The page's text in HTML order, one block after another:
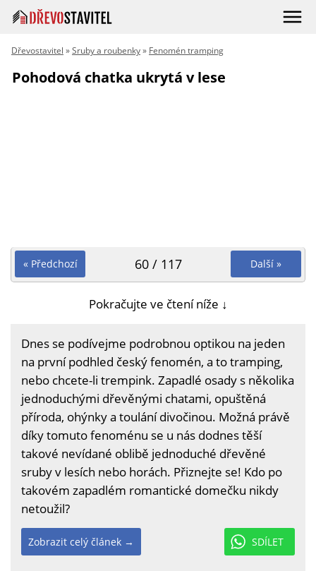
Dřevostavitel »Sruby a roubenky» Fenomén tramping
Pohodová chatka ukrytá v lese
« Předchozí Další »
60 / 117
Pokračujte ve čtení níže ↓
Dnes se podívejme podrobnou optikou na jeden
na první podhled český fenomén, a to tramping,
nebo chcete-li trempink. Zapadlé osady s několika
jednoduchými dřevěnými chatami, opuštěná
příroda, ohýnky a toulání divočinou. Možná právě
díky tomuto fenoménu se u nás dodnes těší
takové nevídané oblibě jednoduché dřevěné
sruby v lesích nebo horách. Přiznejte se! Kdo po
takovém zapadlém romantické domečku nikdy
netoužil?
SDÍLET
Zobrazit celý článek →